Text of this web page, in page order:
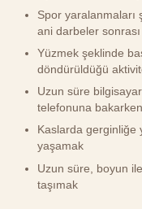
Spor yaralanmaları
ani darbeler sonrası
Yüzmek şeklinde
döndürüldüğü
Uzun süre
telefonuna
Kaslarda gerginliğe
yaşamak
Uzun süre, boyun
taşımak